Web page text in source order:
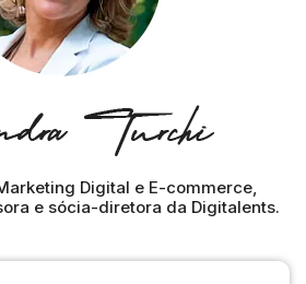
Digital e E-commerce,
e sócia-diretora da Digitalents.